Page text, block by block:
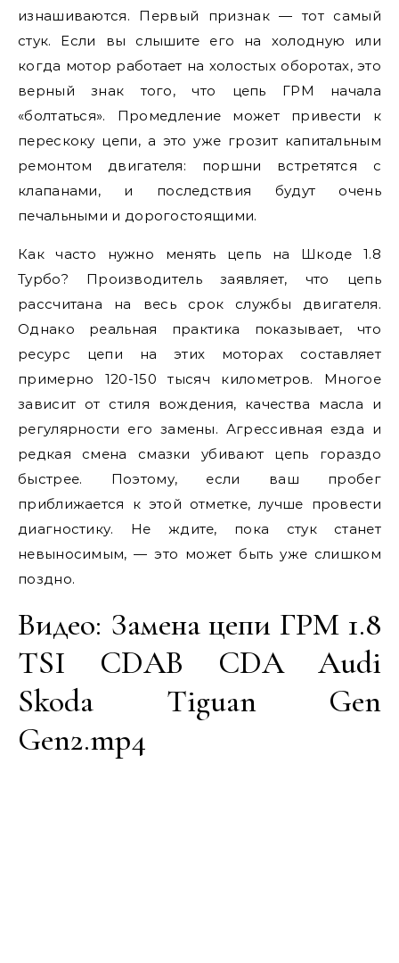
изнашиваются. Первый признак — тот самый
стук. Если вы слышите его на холодную или
когда мотор работает на холостых оборотах, это
верный знак того, что цепь ГРМ начала
«болтаться». Промедление может привести к
перескоку цепи, а это уже грозит капитальным
ремонтом двигателя: поршни встретятся с
клапанами, и последствия будут очень
печальными и дорогостоящими.
Как часто нужно менять цепь на Шкоде 1.8
Турбо? Производитель заявляет, что цепь
рассчитана на весь срок службы двигателя.
Однако реальная практика показывает, что
ресурс цепи на этих моторах составляет
примерно 120-150 тысяч километров. Многое
зависит от стиля вождения, качества масла и
регулярности его замены. Агрессивная езда и
редкая смена смазки убивают цепь гораздо
быстрее. Поэтому, если ваш пробег
приближается к этой отметке, лучше провести
диагностику. Не ждите, пока стук станет
невыносимым, — это может быть уже слишком
поздно.
Видео: Замена цепи ГРМ 1.8
TSI CDAB CDA Audi
Skoda Tiguan Gen
Gen2.mp4